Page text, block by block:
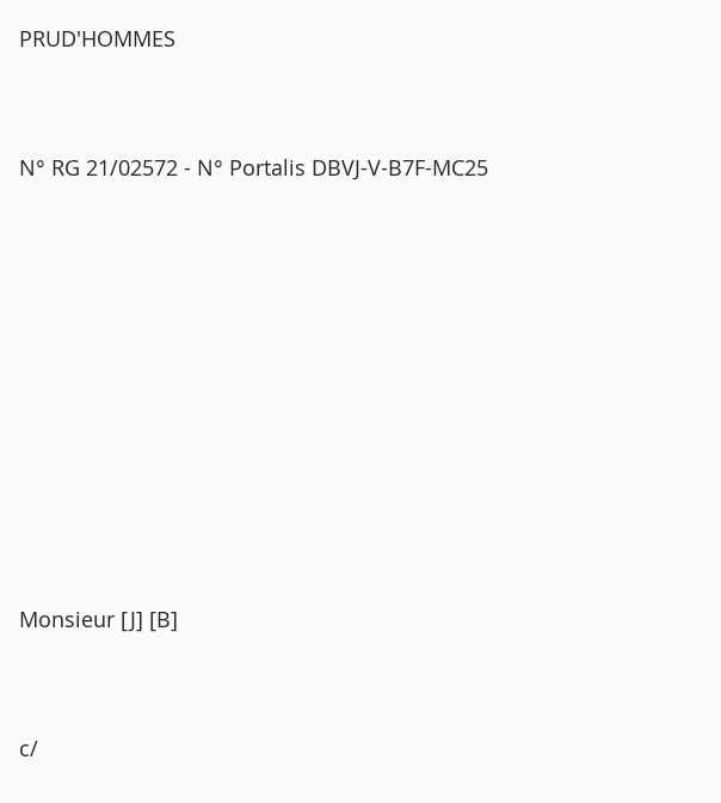
PRUD'HOMMES
N° RG 21/02572 - N° Portalis DBVJ-V-B7F-MC25
Monsieur [J] [B]
c/